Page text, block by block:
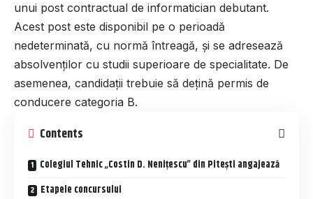
unui post contractual de informatician debutant.
Acest post este disponibil pe o perioadă
nedeterminată, cu normă întreagă, și se adresează
absolvenților cu studii superioare de specialitate. De
asemenea, candidații trebuie să dețină permis de
conducere categoria B.
Contents
Colegiul Tehnic „Costin D. Nenițescu” din Pitești angajează
Etapele concursului